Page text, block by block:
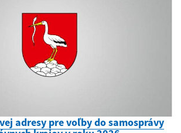
adresy pre voľby do samosprávy